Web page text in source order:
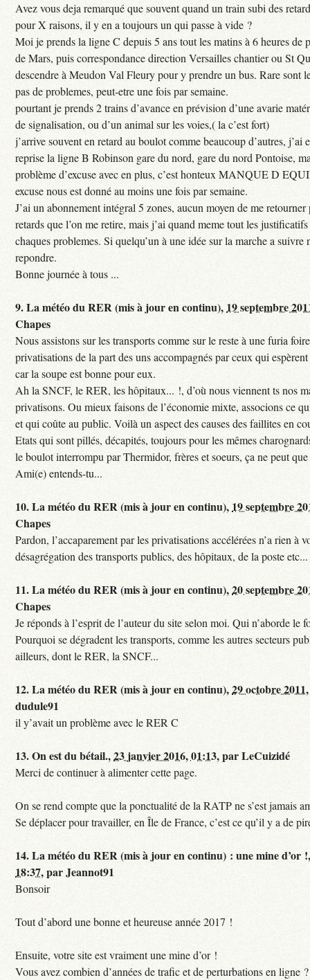
Avez vous deja remarqué que souvent quand un train subi des
pour X raisons, il y en a toujours un qui passe à vide ?
Moi je prends la ligne C depuis 5 ans tout les matins à 6 heures de
de Mars, puis correspondance direction Versailles chantier ou St
descendre à Meudon Val Fleury pour y prendre un bus. Rare sont
pas de problemes, peut-etre une fois par semaine.
pourtant je prends 2 trains d’avance en prévision d’une avarie
de signalisation, ou d’un animal sur les voies,( la c’est fort)
j’arrive souvent en retard au boulot comme beaucoup d’autres, j’ai
reprise la ligne B Robinson gare du nord, gare du nord Pontoise,
problème d’excuse avec en plus, c’est honteux MANQUE D
excuse nous est donné au moins une fois par semaine.
J’ai un abonnement intégral 5 zones, aucun moyen de me
retards que l’on me retire, mais j’ai quand meme tout les
chaques problemes. Si quelqu’un à une idée sur la marche a suivre
repondre.
Bonne journée à tous ...
9.La météo du RER (mis à jour en continu), 19 septembre
Chapes
Nous assistons sur les transports comme sur le reste à une furia
privatisations de la part des uns accompagnés par ceux qui
car la soupe est bonne pour eux.
Ah la SNCF, le RER, les hôpitaux... !, d’où nous viennent ts nos
privatisons. Ou mieux faisons de l’économie mixte, associons ce
et qui coûte au public. Voilà un aspect des causes des faillites en
Etats qui sont pillés, décapités, toujours pour les mêmes
le boulot interrompu par Thermidor, frères et soeurs, ça ne peut
Ami(e) entends-tu...
10.La météo du RER (mis à jour en continu), 19 septembre
Chapes
Pardon, l’accaparement par les privatisations accélérées n’a rien à
désagrégation des transports publics, des hôpitaux, de la poste etc...
11.La météo du RER (mis à jour en continu),20 septembre
Chapes
Je réponds à l’esprit de l’auteur du site selon moi. Qui n’aborde le
Pourquoi se dégradent les transports, comme les autres secteurs
ailleurs, dont le RER, la SNCF...
12.La météo du RER (mis à jour en continu),29 octobre
dudule91
il y’avait un problème avec le RER C
13.On est du bétail.,23 janvier 2016, 01:13,parLeCuizidé
Merci de continuer à alimenter cette page.
On se rend compte que la ponctualité de la RATP ne s’est jamais
Se déplacer pour travailler, en Île de France, c’est ce qu’il y a de
14.La météo du RER (mis à jour en continu) : une mine d’or
18:37,parJeannot91
Bonsoir
Tout d’abord une bonne et heureuse année 2017 !
Ensuite, votre site est vraiment une mine d’or !
Vous avez combien d’années de trafic et de perturbations en ligne ?